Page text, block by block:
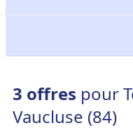
3 offres pour
Vaucluse (84)